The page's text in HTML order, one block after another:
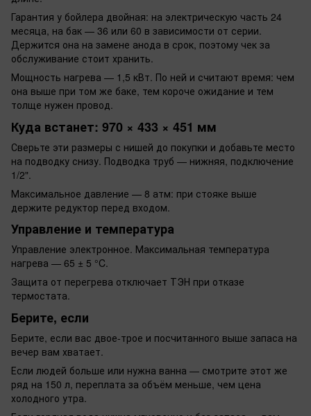
Гарантия у бойлера двойная: на электрическую часть 24
месяца, на бак — 36 или 60 в зависимости от серии.
Держится она на замене анода в срок, поэтому чек за
обслуживание стоит хранить.
Мощность нагрева — 1,5 кВт. По ней и считают время: чем
она выше при том же баке, тем короче ожидание и тем
толще нужен провод.
Куда встанет: 970 × 433 × 451 мм
Сверьте эти размеры с нишей до покупки и добавьте место
на подводку снизу. Подводка труб — нижняя, подключение
1/2".
Максимальное давление — 8 атм: при стояке выше
держите редуктор перед входом.
Управление и температура
Управление электронное. Максимальная температура
нагрева — 65 ± 5 °C.
Защита от перегрева отключает ТЭН при отказе
термостата.
Берите, если
Берите, если вас двое-трое и посчитанного выше запаса на
вечер вам хватает.
Если людей больше или нужна ванна — смотрите этот же
ряд на 150 л, переплата за объём меньше, чем цена
холодного утра.